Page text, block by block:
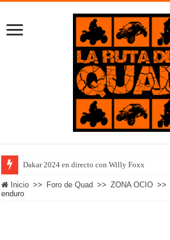
Dakar 2024 en directo con Willy Foxx
Inicio >> Foro de Quad >> ZONA OCIO >>
enduro